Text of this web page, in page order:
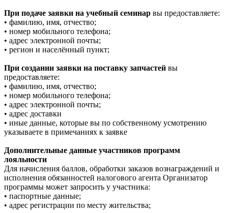
При подаче заявки на учебный семинар вы предоставляете:
• фамилию, имя, отчество;
• номер мобильного телефона;
• адрес электронной почты;
• регион и населённый пункт;
При создании заявки на поставку запчастей вы
предоставляете:
• фамилию, имя, отчество;
• номер мобильного телефона;
• адрес электронной почты;
• адрес доставки
• иные данные, которые вы по собственному усмотрению
указываете в примечаниях к заявке
Дополнительные данные участников программ
лояльности
Для начисления баллов, обработки заказов вознаграждений и
исполнения обязанностей налогового агента Организатор
программы может запросить у участника:
• паспортные данные;
• адрес регистрации по месту жительства;